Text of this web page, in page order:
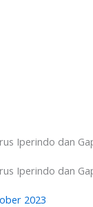
Iperindo dan
Iperindo dan
2023